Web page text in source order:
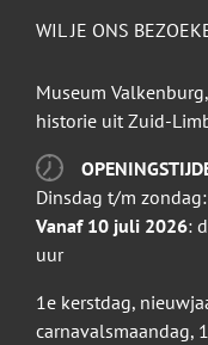
WIL JE ONS
Museum
historie uit Zuid-
Dinsdag t/m
Vanaf 10 juli 2026:
uur
1e kerstdag,
carnavalsmaandag,